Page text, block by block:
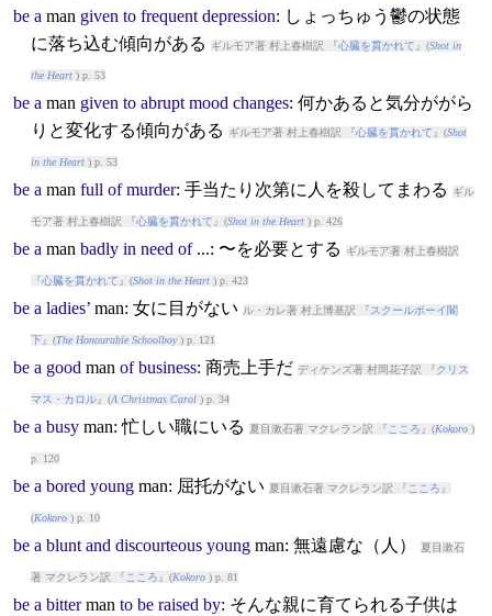
be a man given to frequent depression: しょっちゅう鬱の状態
に落ち込む傾向がある
ギルモア著 村上春樹訳 『心臓を貫かれて 』(Shot in
the Heart) p. 53
be a man given to abrupt mood changes: 何かあると気分ががら
りと変化する傾向がある
ギルモア著 村上春樹訳 『心臓を貫かれて 』(Shot
in the Heart) p. 53
be a man full of murder: 手当たり次第に人を殺してまわる ギル
モア著 村上春樹訳 『心臓を貫かれて 』(Shot in the Heart) p. 426
be a man badly in need of...: 〜を必要とする ギルモア著 村上春樹訳
『心臓を貫かれて 』(Shot in the Heart) p. 423
be a ladies’ man: 女に目がない ル・カレ著 村上博基訳 『スクールボーイ閣
下』(The Honourable Schoolboy) p. 121
be a good man of business: 商売上手だ ディケンズ著 村岡花子訳 『クリス
マス・カロル』(A Christmas Carol) p. 34
be a busy man: 忙しい職にいる 夏目漱石著 マクレラン訳 『 こころ 』(Kokoro)
p. 120
be a bored young man: 屈托がない 夏目漱石著 マクレラン訳 『 こころ 』
(Kokoro) p. 10
be a blunt and discourteous young man: 無遠慮な（人） 夏目漱石
著 マクレラン訳 『 こころ 』(Kokoro) p. 81
be a bitter man to be raised by: そんな親に育てられる子供は